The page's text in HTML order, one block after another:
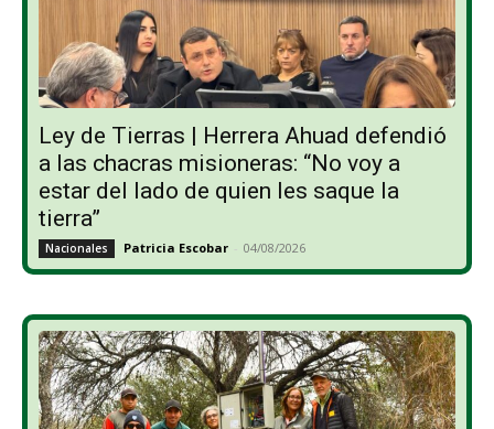
Ley de Tierras | Herrera Ahuad defendió
a las chacras misioneras: “No voy a
estar del lado de quien les saque la
tierra”
Nacionales Patricia Escobar - 04/08/2026